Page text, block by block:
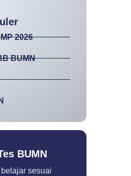
2026
BUMN
BUMN
sesuai